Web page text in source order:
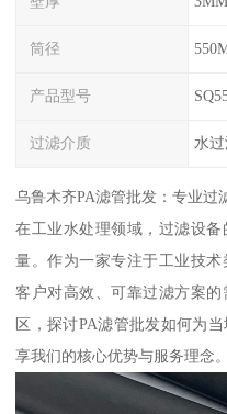
筒径
产品型号
过滤介质 水
乌鲁木齐PA滤管批发：专业过
在工业水处理领域，过滤设
量。作为一家专注于工业技
客户对高效、可靠过滤方案
区，探讨PA滤管批发如何为
享我们的核心优势与服务理念。